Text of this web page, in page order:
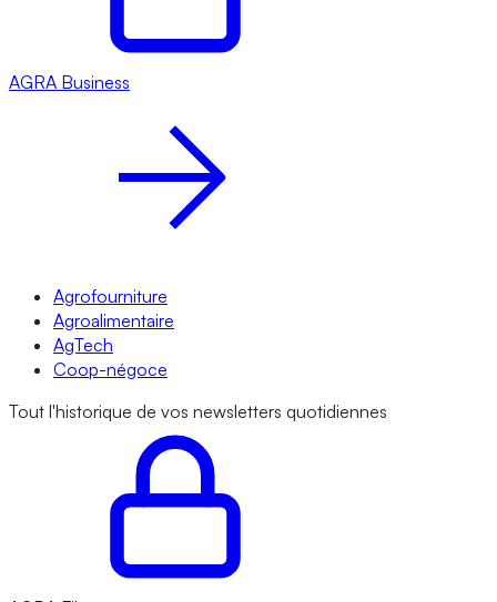
AGRA Business
Agrofourniture
Agroalimentaire
AgTech
Coop-négoce
Tout l'historique de vos newsletters quotidiennes